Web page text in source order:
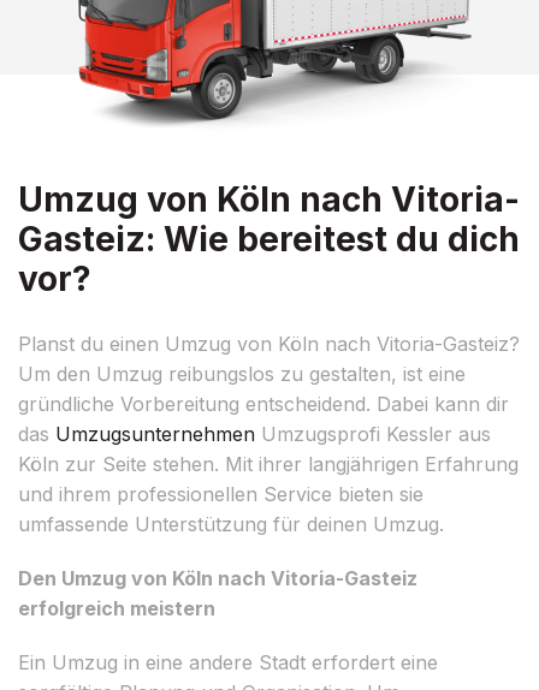
Umzug von Köln nach Vitoria-
Gasteiz: Wie bereitest du dich
vor?
Planst du einen Umzug von Köln nach Vitoria-Gasteiz?
Um den Umzug reibungslos zu gestalten, ist eine
gründliche Vorbereitung entscheidend. Dabei kann dir
das Umzugsunternehmen Umzugsprofi Kessler aus
Köln zur Seite stehen. Mit ihrer langjährigen Erfahrung
und ihrem professionellen Service bieten sie
umfassende Unterstützung für deinen Umzug.
Den Umzug von Köln nach Vitoria-Gasteiz
erfolgreich meistern
Ein Umzug in eine andere Stadt erfordert eine